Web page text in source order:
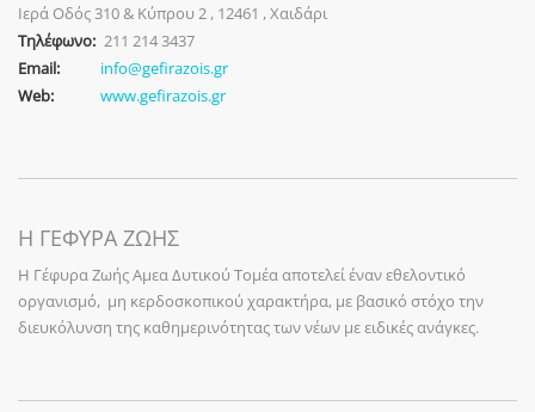
Ιερά Οδός 310 & Κύπρου 2 , 12461 , Χαιδάρι
Τηλέφωνο:211 214 3437
Email:
info@gefirazois.gr
Web:
www.gefirazois.gr
Η ΓΕΦΥΡΑ ΖΩΗΣ
Η Γέφυρα Ζωής Αμεα Δυτικού Τομέα αποτελεί έναν εθελοντικό
οργανισμό, μη κερδοσκοπικού χαρακτήρα, με βασικό στόχο την
διευκόλυνση της καθημερινότητας των νέων με ειδικές ανάγκες.